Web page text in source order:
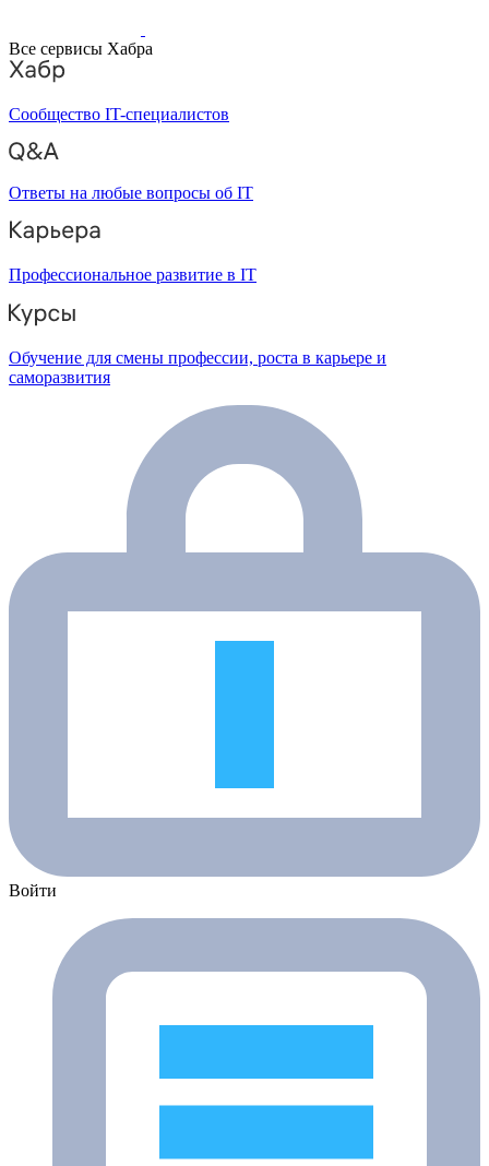
Все сервисы Хабра
Сообщество IT-специалистов
Ответы на любые вопросы об IT
Профессиональное развитие в IT
Обучение для смены профессии, роста в карьере и
саморазвития
Войти